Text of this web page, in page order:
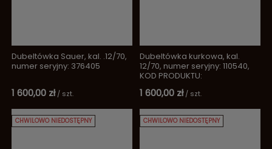
Dubeltówka Sauer, kal. .12/70,
numer seryjny: 376405
1 600,00 zł / szt.
Dubeltówka kurkowa, kal.
12/70, numer seryjny: 110540,
KOD PRODUKTU:
1 600,00 zł / szt.
CHWILOWO NIEDOSTĘPNY CHWILOWO NIEDOSTĘPNY